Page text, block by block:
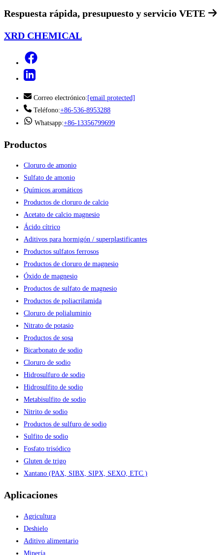
Respuesta rápida, presupuesto y servicio VETE
XRD CHEMICAL
Correo electrónico: [email protected]
Teléfono:+86-536-8953288
Whatsapp:+86-13356799699
Productos
Cloruro de amonio
Sulfato de amonio
Químicos aromáticos
Productos de cloruro de calcio
Acetato de calcio magnesio
Ácido cítrico
Aditivos para hormigón / superplastificantes
Productos sulfatos ferrosos
Productos de cloruro de magnesio
Óxido de magnesio
Productos de sulfato de magnesio
Productos de poliacrilamida
Cloruro de polialuminio
Nitrato de potasio
Productos de sosa
Bicarbonato de sodio
Cloruro de sodio
Hidrosulfuro de sodio
Hidrosulfito de sodio
Metabisulfito de sodio
Nitrito de sodio
Productos de sulfuro de sodio
Sulfito de sodio
Fosfato trisódico
Gluten de trigo
Xantano (PAX, SIBX, SIPX, SEXO, ETC )
Aplicaciones
Agricultura
Deshielo
Aditivo alimentario
Minería